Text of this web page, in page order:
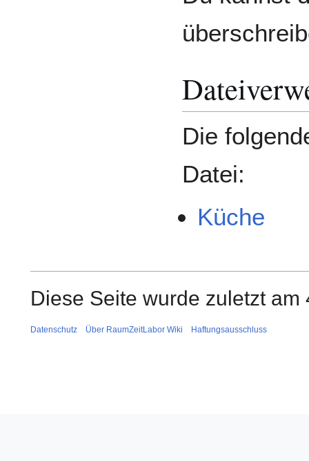
Die
Datei:
Küche
Diese Seite wurde zuletzt
Datenschutz Über RaumZeitLabor Wiki Haftungsausschluss